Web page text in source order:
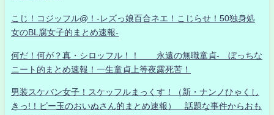
こじ！コジッフル@！-レズっ娘百合ネエ！こじらせ！50独身処
女のBL腐女子的まとめ速報-
何だ！何が？真・シロッフル！！ 永遠の無職童貞- ぼっちな
ニート的まとめ速報！一生童貞上等夜露死苦！
男装スケバン女子！スケッフルまっくす！（新・ナンノひゃくし
きっ!！ビー玉のおいぬさん的まとめ速報） 話題な事件からおも